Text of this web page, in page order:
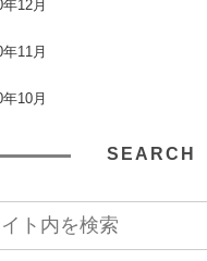
年12月
年11月
年10月
SEARCH